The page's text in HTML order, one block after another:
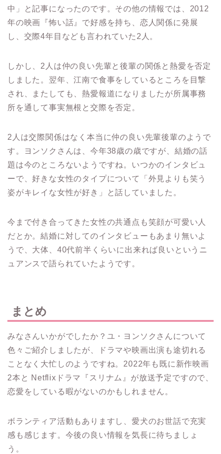
中」と記事になったのです。 その他の情報では、2012
年の映画『怖い話』で好感を持ち、恋人関係に発展
し、交際4年目なども言われていた2人。
しかし、2人は仲の良い先輩と後輩の関係と熱愛を否定
しました。 翌年、江南で食事をしているところを目撃
され、またしても、熱愛報道になりましたが所属事務
所を通して事実無根と交際を否定。
2人は交際関係はなく本当に仲の良い先輩後輩のようで
す。
ヨンソクさんは、今年38歳の歳ですが、結婚の話
題は今のところないようですね。 いつかのインタビュ
ーで、好きな女性のタイプについて「外見よりも笑う
姿がキレイな女性が好き」と話していました。
今まで付き合ってきた女性の共通点も笑顔が可愛い人
だとか。結婚に対してのインタビューもあまり無いよ
うで、大体、40代前半くらいに出来れば良いというニ
ュアンスで語られていたようです。
まとめ
みなさんいかがでしたか？ユ・ヨンソクさんについて
色々ご紹介しましたが、ドラマや映画出演も途切れる
ことなく大忙しのようですね。 2022年も既に新作映画
2本と Netflixドラマ『スリナム』が放送予定ですので、
恋愛をしている暇がないのかもしれません。
ボランティア活動もありますし、愛犬のお世話で充実
感も感じます。 今後の良い情報を気長に待ちましょ
う。